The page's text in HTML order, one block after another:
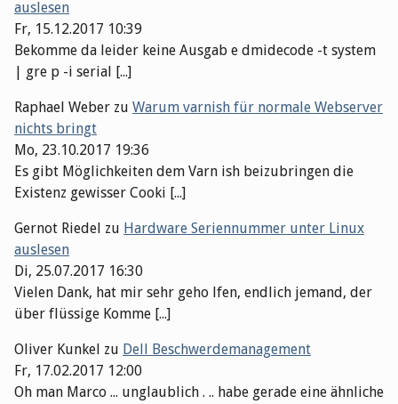
auslesen
Fr, 15.12.2017 10:39
Bekomme da leider keine Ausgab e dmidecode -t system
| gre p -i serial [...]
Raphael Weber zu Warum varnish für normale Webserver
nichts bringt
Mo, 23.10.2017 19:36
Es gibt Möglichkeiten dem Varn ish beizubringen die
Existenz gewisser Cooki [...]
Gernot Riedel zu Hardware Seriennummer unter Linux
auslesen
Di, 25.07.2017 16:30
Vielen Dank, hat mir sehr geho lfen, endlich jemand, der
über flüssige Komme [...]
Oliver Kunkel zu Dell Beschwerdemanagement
Fr, 17.02.2017 12:00
Oh man Marco ... unglaublich . .. habe gerade eine ähnliche